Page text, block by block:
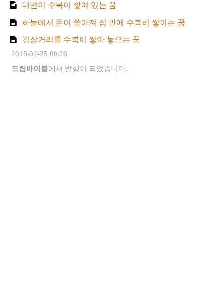
대변이 수북이 쌓여 있는 꿈
하늘에서 돈이 쏟아져 집 안에 수북히 쌓이는 꿈
김장거리를 수북이 쌓아 놓으는 꿈
2016-02-25 00:26
드림바이블에서 발행이 되었습니다.